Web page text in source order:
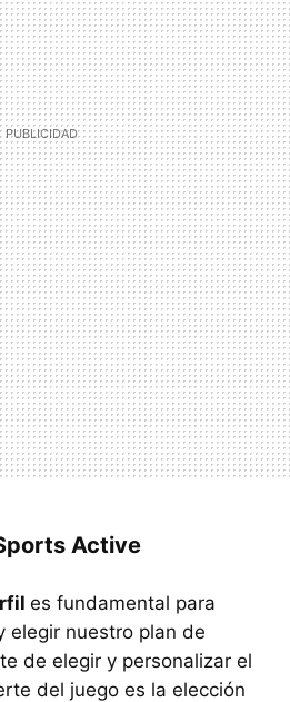
Active
es fundamental para
elegir nuestro plan de
de elegir y personalizar el
del juego es la elección